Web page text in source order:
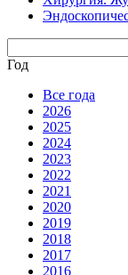
Год
Все года
2026
2025
2024
2023
2022
2021
2020
2019
2018
2017
2016